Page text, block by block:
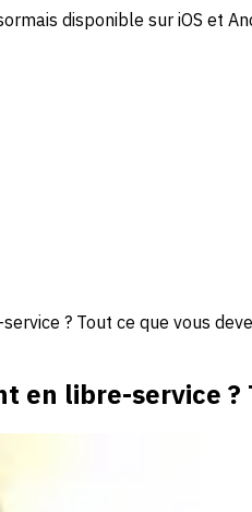
disponible sur iOS et
? Tout ce que vous
en libre-service ?